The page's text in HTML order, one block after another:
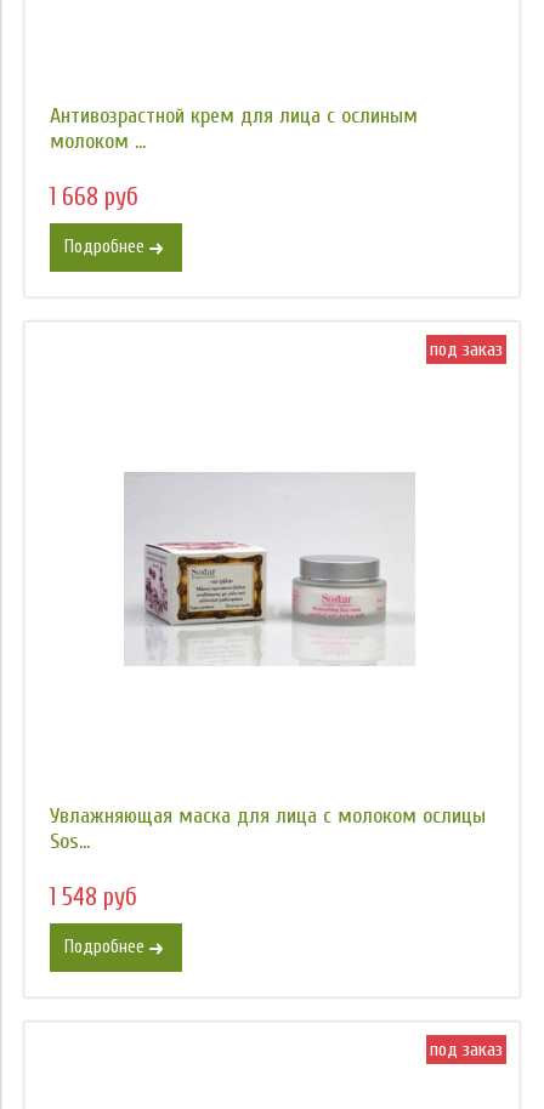
Антивозрастной крем для лица с ослиным
молоком ...
1 668 руб
Подробнее
под заказ
Увлажняющая маска для лица с молоком ослицы
Sos...
1 548 руб
Подробнее
под заказ